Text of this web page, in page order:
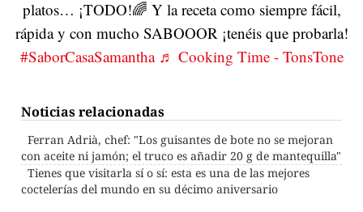
platos… ¡TODO!🌈 Y la receta como siempre fácil,
rápida y con mucho SABOOOR ¡tenéis que probarla!
#SaborCasaSamantha ♬ Cooking Time - TonsTone
Noticias relacionadas
Ferran Adrià, chef: "Los guisantes de bote no se mejoran
con aceite ni jamón; el truco es añadir 20 g de mantequilla"
Tienes que visitarla sí o sí: esta es una de las mejores
coctelerías del mundo en su décimo aniversario